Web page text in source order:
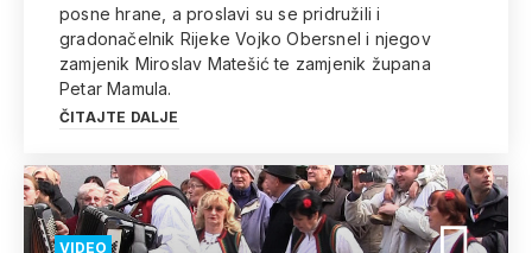
posne hrane, a proslavi su se pridružili i
gradonačelnik Rijeke Vojko Obersnel i njegov
zamjenik Miroslav Matešić te zamjenik župana
Petar Mamula.
ČITAJTE DALJE
VIDEO